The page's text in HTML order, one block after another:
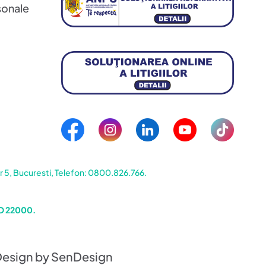
5, Bucuresti, Telefon: 0800.826.766.
22000.
by SenDesign